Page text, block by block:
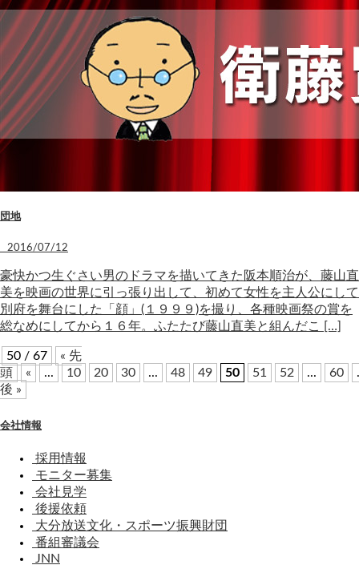
団地
2016/07/12
豪快かつ生ぐさい男のドラマを描いてきた阪本順治が、藤山直
美を映画の世界に引っ張り出して、初めて女性を主人公にして
別府を舞台にした「顔」(１９９９)を撮り、各種映画祭の賞を
総なめにしてから１６年。ふたたび藤山直美と組んだこ […]
50 / 67
« 先
頭
« ... 10 20 30 ... 48 49 50 51 52 ... 60
後 »
会社情報
採用情報
モニター募集
会社見学
後援依頼
大分放送文化・スポーツ振興財団
番組審議会
JNN